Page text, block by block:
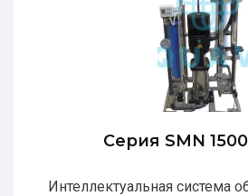
Серия SMN
Интеллектуальная система